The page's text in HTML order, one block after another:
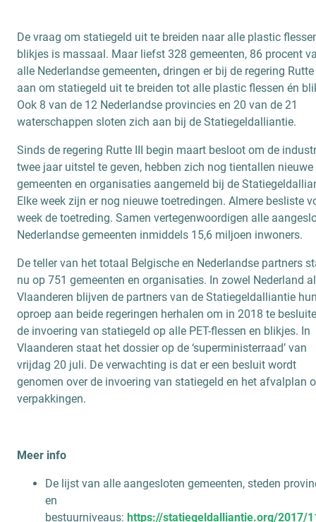
De vraag om statiegeld uit te breiden naar alle plastic
blikjes is massaal. Maar liefst 328 gemeenten, 86 procent
alle Nederlandse gemeenten, dringen er bij de regering
aan om statiegeld uit te breiden tot alle plastic flessen én
Ook 8 van de 12 Nederlandse provincies en 20 van de 21
waterschappen sloten zich aan bij de Statiegeldalliantie.
Sinds de regering Rutte III begin maart besloot om de
twee jaar uitstel te geven, hebben zich nog tientallen nieuwe
gemeenten en organisaties aangemeld bij de
Elke week zijn er nog nieuwe toetredingen. Almere besliste
week de toetreding. Samen vertegenwoordigen alle
Nederlandse gemeenten inmiddels 15,6 miljoen inwoners.
De teller van het totaal Belgische en Nederlandse partners
nu op 751 gemeenten en organisaties. In zowel Nederland
Vlaanderen blijven de partners van de Statiegeldalliantie
oproep aan beide regeringen herhalen om in 2018 te
de invoering van statiegeld op alle PET-flessen en blikjes. In
Vlaanderen staat het dossier op de ‘superministerraad’ van
vrijdag 20 juli. De verwachting is dat er een besluit wordt
genomen over de invoering van statiegeld en het afvalplan
verpakkingen.
Meer info
De lijst van alle aangesloten gemeenten, steden
en
bestuurniveaus: https://statiegeldalliantie.org/2017/